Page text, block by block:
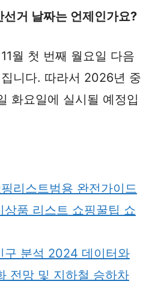
거 날짜는 언제인가요?
월 첫 번째 월요일 다음
니다. 따라서 2026년 중
화요일에 실시될 예정입
리스트범용 완전가이드
품 리스트 쇼핑꿀팁 쇼
구 분석 2024 데이터와
전망 및 지하철 승하차